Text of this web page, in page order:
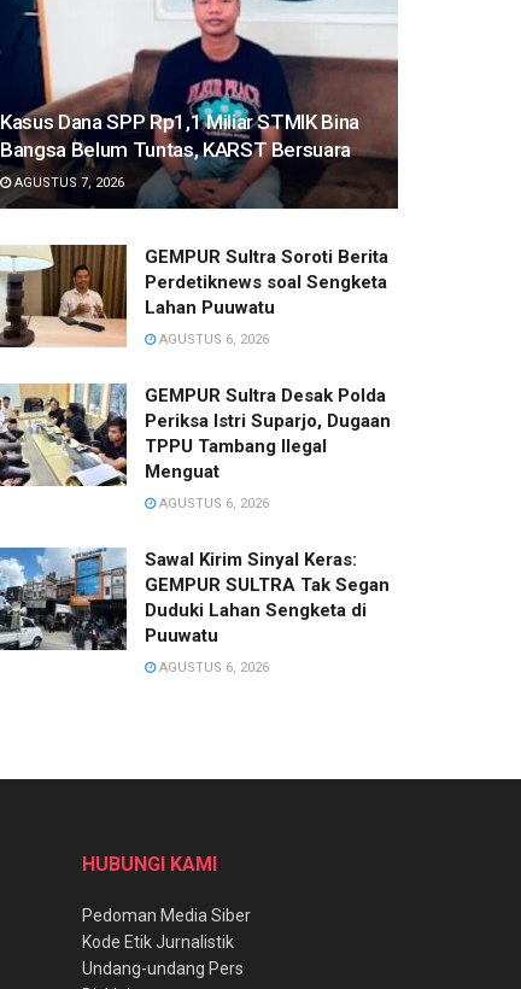
Kasus Dana SPP Rp1,1 Miliar STMIK Bina
Bangsa Belum Tuntas, KARST Bersuara
AGUSTUS 7, 2026
GEMPUR Sultra Soroti Berita
Perdetiknews soal Sengketa
Lahan Puuwatu
AGUSTUS 6, 2026
GEMPUR Sultra Desak Polda
Periksa Istri Suparjo, Dugaan
TPPU Tambang Ilegal
Menguat
AGUSTUS 6, 2026
Sawal Kirim Sinyal Keras:
GEMPUR SULTRA Tak Segan
Duduki Lahan Sengketa di
Puuwatu
AGUSTUS 6, 2026
HUBUNGI KAMI
Pedoman Media Siber
Kode Etik Jurnalistik
Undang-undang Pers